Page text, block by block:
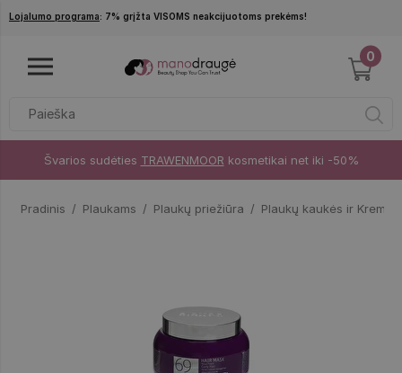
Pereiti į pagrindinį turinį
Lojalumo programa: 7% grįžta VISOMS neakcijuotoms prekėms!
0
Švarios sudėties TRAWENMOOR kosmetikai net iki -50%
Pradinis Plaukams Plaukų priežiūra Plaukų kaukės ir Kremai